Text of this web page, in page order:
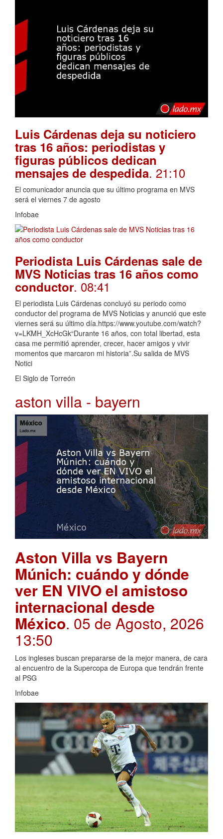
Luis Cárdenas deja su noticiero
tras 16 años: periodistas y
figuras públicos dedican
mensajes de despedida. 21:10
El comunicador anuncia que su último programa en MVS
será el viernes 7 de agosto
Infobae
Periodista Luis Cárdenas sale de
MVS Noticias tras 16 años como
conductor. 08:41
El periodista Luis Cárdenas concluyó su periodo como
conductor del programa de MVS Noticias y anunció que este
viernes será su último día.https://www.youtube.com/watch?
v=LKMH_XcHcGk“Durante 16 años, con total libertad, esta
casa me permitió aprender, crecer, hacer amigos y vivir
momentos que marcaron mi historia”.Su salida de MVS
Notici
El Siglo de Torreón
aston villa - bayern
Aston Villa vs Bayern
Múnich: cuándo y dónde
ver EN VIVO el amistoso
internacional desde
México. 05 de Agosto, 2026
13:50
Los ingleses buscan prepararse de la mejor manera, de cara
al encuentro de la Supercopa de Europa que tendrán frente
al PSG
Infobae